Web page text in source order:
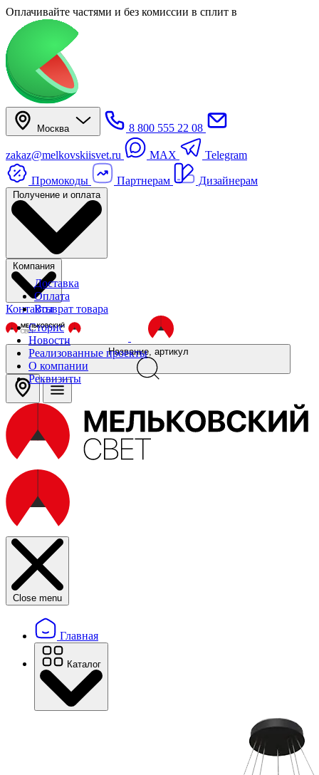
Оплачивайте частями и без комиссии в сплит в
Москва 8 800 555 22 08
zakaz@melkovskiisvet.ru MAX Telegram
Промокоды Партнерам Дизайнерам
Получение и оплата
Доставка
Оплата
Возврат товара
Компания
Сторис
Новости
Реализованные проекты
О компании
Реквизиты
Контакты
Название, артикул
Close menu
Главная
Каталог